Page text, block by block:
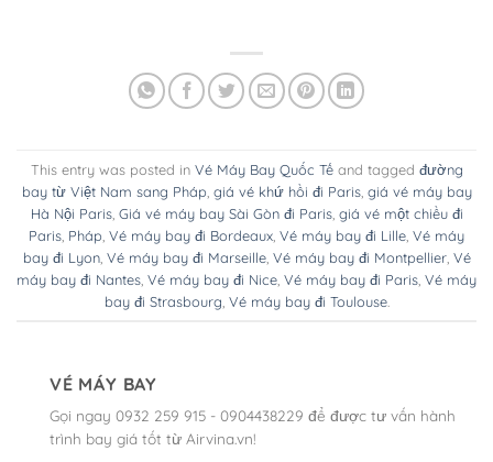
This entry was posted in Vé Máy Bay Quốc Tếand tagged đường
bay từ Việt Nam sang Pháp giá vé khứ hồi đi Paris, giá vé máy bay
Hà Nội Paris, Giá vé máy bay Sài Gòn đi Paris, giá vé một chiều đi
Paris Pháp Vé máy bay đi Bordeaux Vé máy bay đi Lille Vé máy
bay đi Lyon, Vé máy bay đi Marseille, Vé máy bay đi Montpellier, Vé
máy bay đi Nantes Vé máy bay đi Nice Vé máy bay đi Paris Vé máy
bay đi Strasbourg Vé máy bay đi Toulouse.
VÉ MÁY BAY
Gọi ngay 0932 259 915 - 0904438229 để được tư vấn hành
trình bay giá tốt từ Airvina.vn!